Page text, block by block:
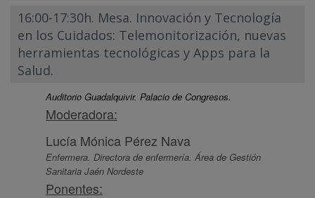
16:00-17:30h. Mesa. Innovación y Tecnología
en los Cuidados: Telemonitorización, nuevas
herramientas tecnológicas y Apps para la
Salud.
Auditorio Guadalquivir. Palacio de Congresos.
Moderadora:
Lucía Mónica Pérez Nava
Enfermera. Directora de enfermería. Área de Gestión
Sanitaria Jaén Nordeste
Ponentes: